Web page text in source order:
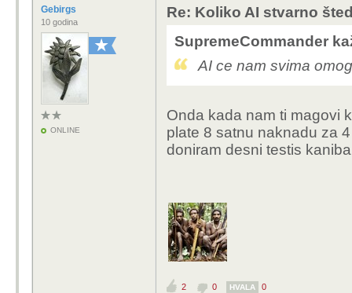
Gebirgs
10 godina
ONLINE
Re: Koliko AI stvarno
SupremeCommander
AI ce nam svima
Onda kada nam ti magovi
plate 8 satnu naknadu za
doniram desni testis
2 0 HVALA 0